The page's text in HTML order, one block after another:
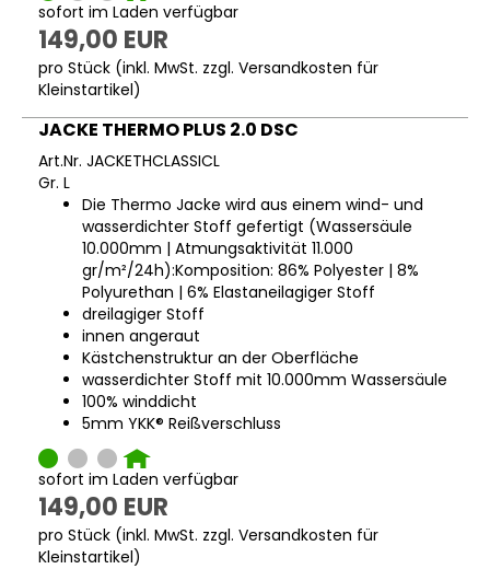
sofort im Laden verfügbar
149,00 EUR
pro Stück (inkl. MwSt. zzgl. Versandkosten für
Kleinstartikel)
JACKE THERMO PLUS 2.0 DSC
Art.Nr. JACKETHCLASSICL
Gr. L
Die Thermo Jacke wird aus einem wind- und
wasserdichter Stoff gefertigt (Wassersäule
10.000mm | Atmungsaktivität 11.000
gr/m²/24h):Komposition: 86% Polyester | 8%
Polyurethan | 6% Elastaneilagiger Stoff
dreilagiger Stoff
innen angeraut
Kästchenstruktur an der Oberfläche
wasserdichter Stoff mit 10.000mm Wassersäule
100% winddicht
5mm YKK® Reißverschluss
sofort im Laden verfügbar
149,00 EUR
pro Stück (inkl. MwSt. zzgl. Versandkosten für
Kleinstartikel)